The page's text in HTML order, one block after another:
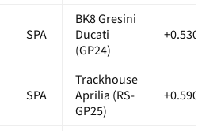
SPA
BK8 Gresini
Ducati
(GP24)
SPA
Trackhouse
Aprilia (RS-
GP25)